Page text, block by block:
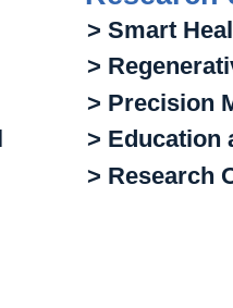
> Smart
>
> Precision
> Education
> Research